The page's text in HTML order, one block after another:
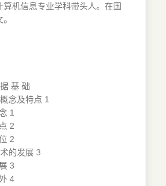
算机信息专业学科带头人。在国
基 础
念及特点 1
1
2
2
的发展 3
3
4